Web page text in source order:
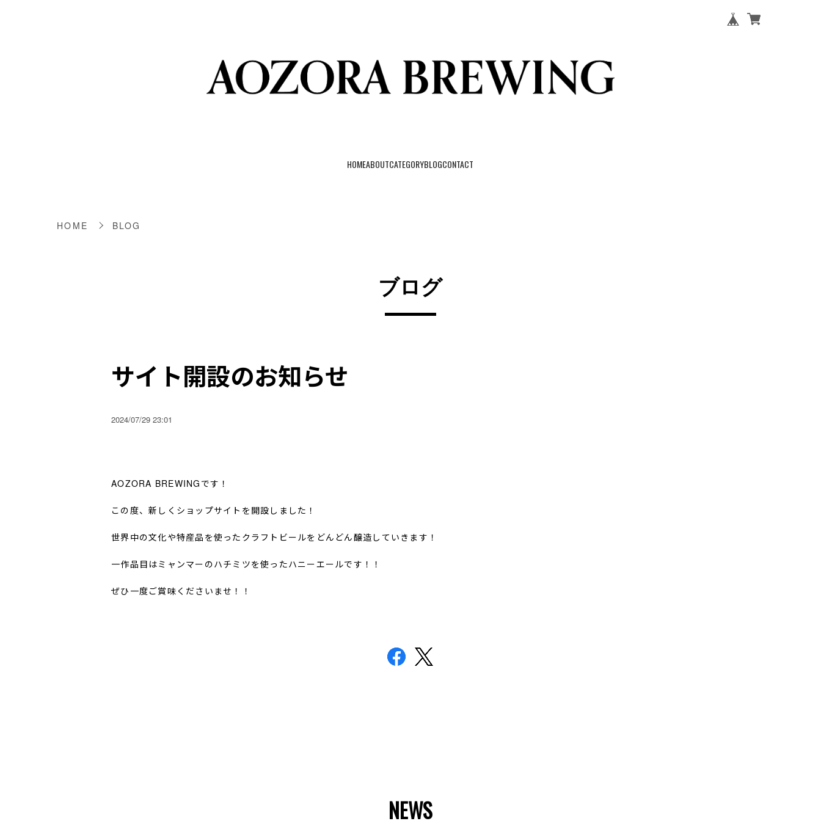
HOMEABOUTCATEGORYBLOGCONTACT
HOME BLOG
ブログ
サイト開設のお知らせ
2024/07/29 23:01
AOZORA BREWINGです！
この度、新しくショップサイトを開設しました！
世界中の文化や特産品を使ったクラフトビールをどんどん醸造していきます！
一作品目はミャンマーのハチミツを使ったハニーエールです！！
ぜひ一度ご賞味くださいませ！！
NEWS